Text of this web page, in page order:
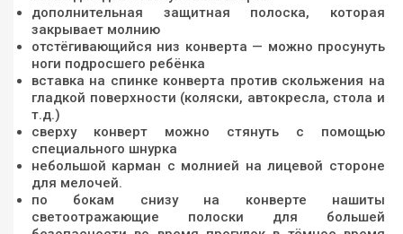
дополнительная защитная полоска, которая
закрывает молнию
отстёгивающийся низ конверта — можно просунуть
ноги подросшего ребёнка
вставка на спинке конверта против скольжения на
гладкой поверхности (коляски, автокресла, стола и
т.д.)
сверху конверт можно стянуть с помощью
специального шнурка
небольшой карман с молнией на лицевой стороне
для мелочей.
по бокам снизу на конверте нашиты
светоотражающие полоски для большей